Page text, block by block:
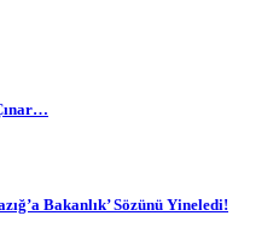
Bakanlık’ Sözünü Yineledi!